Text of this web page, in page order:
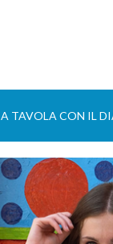
A TAVOLA CON IL